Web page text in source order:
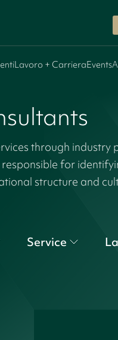
Lavoro + CarrieraEvents
through industry
for
structure and
Service